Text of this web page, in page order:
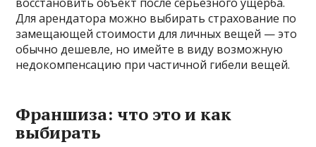
Для арендатора можно выбирать страхование по
замещающей стоимости для личных вещей — это
обычно дешевле, но имейте в виду возможную
недокомпенсацию при частичной гибели вещей.
Франшиза: что это и как
выбирать